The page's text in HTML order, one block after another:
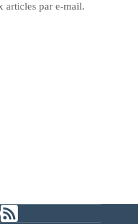
articles par e-mail.